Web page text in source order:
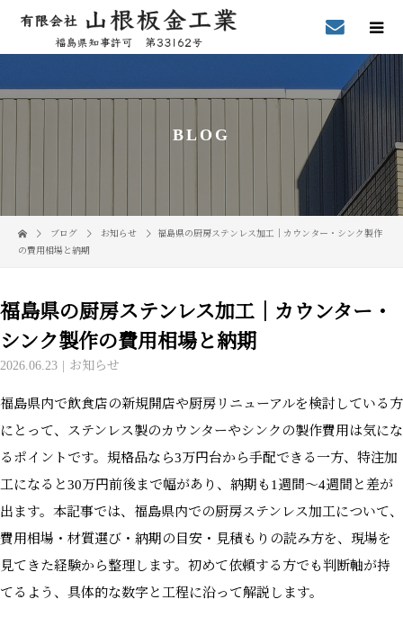
BLOG
ブログ お知らせ
福島県の厨房ステンレス加工｜カウンター・シンク製作
の費用相場と納期
福島県の厨房ステンレス加工｜カウンター・
シンク製作の費用相場と納期
2026.06.23 お知らせ
福島県内で飲食店の新規開店や厨房リニューアルを検討している方
にとって、ステンレス製のカウンターやシンクの製作費用は気にな
るポイントです。規格品なら3万円台から手配できる一方、特注加
工になると30万円前後まで幅があり、納期も1週間〜4週間と差が
出ます。本記事では、福島県内での厨房ステンレス加工について、
費用相場・材質選び・納期の目安・見積もりの読み方を、現場を
見てきた経験から整理します。初めて依頼する方でも判断軸が持
てるよう、具体的な数字と工程に沿って解説します。